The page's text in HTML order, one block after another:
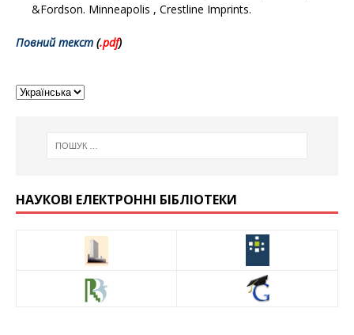
&Fordson. Minneapolis , Crestline Imprints.
Повний текст (.pdf)
НАУКОВІ ЕЛЕКТРОННІ БІБЛІОТЕКИ